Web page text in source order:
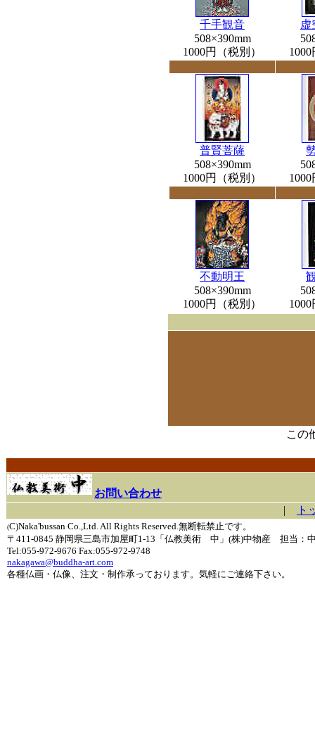
千手観音
508×390mm
1000円（税別）
虚
普賢菩薩
508×390mm
1000円（税別）
不動明王
508×390mm
1000円（税別）
この
お問い合わせ
|
ト
(C)Naka'bussan Co.,Ltd. All Rights Reserved.無断転禁止です。
〒411-0845 静岡県三島市加屋町1-13「仏教美術 中」(株)中物産 担当：
Tel:055-972-9676 Fax:055-972-9748
nakagawa@buddha-art.com
各種仏画・仏像、注文・制作承っております。気軽にご連絡下さい。